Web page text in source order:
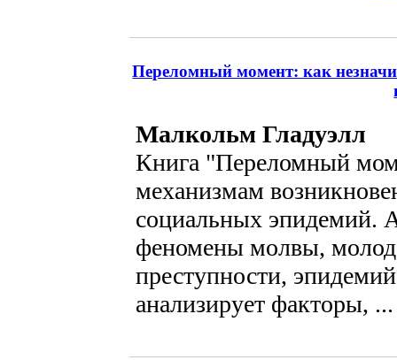
Переломный момент: как
Малкольм Гладуэлл
Книга "Переломный
механизмам
социальных эпидемий.
феномены молвы,
преступности,
анализирует факторы,